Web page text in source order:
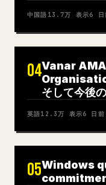
中国語 13.7万 表示6 日
04Vanar AMA
そして今後
英語12.3万 表示6 日前
05Windows